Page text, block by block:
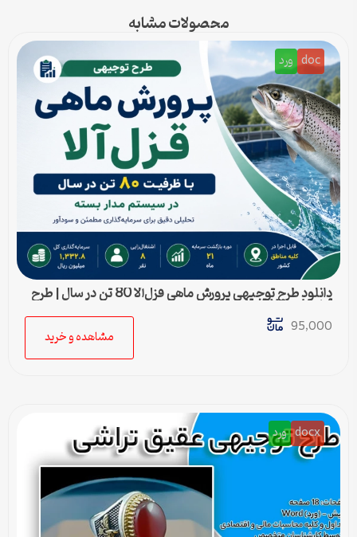
محصولات مشابه
doc ورد
دانلود طرح توجیهی پرورش ماهی قزل‌آلا 80 تن در سال | طرح
آماده Word قابل ویرایش
95,000
مشاهده و خرید
docx ورد